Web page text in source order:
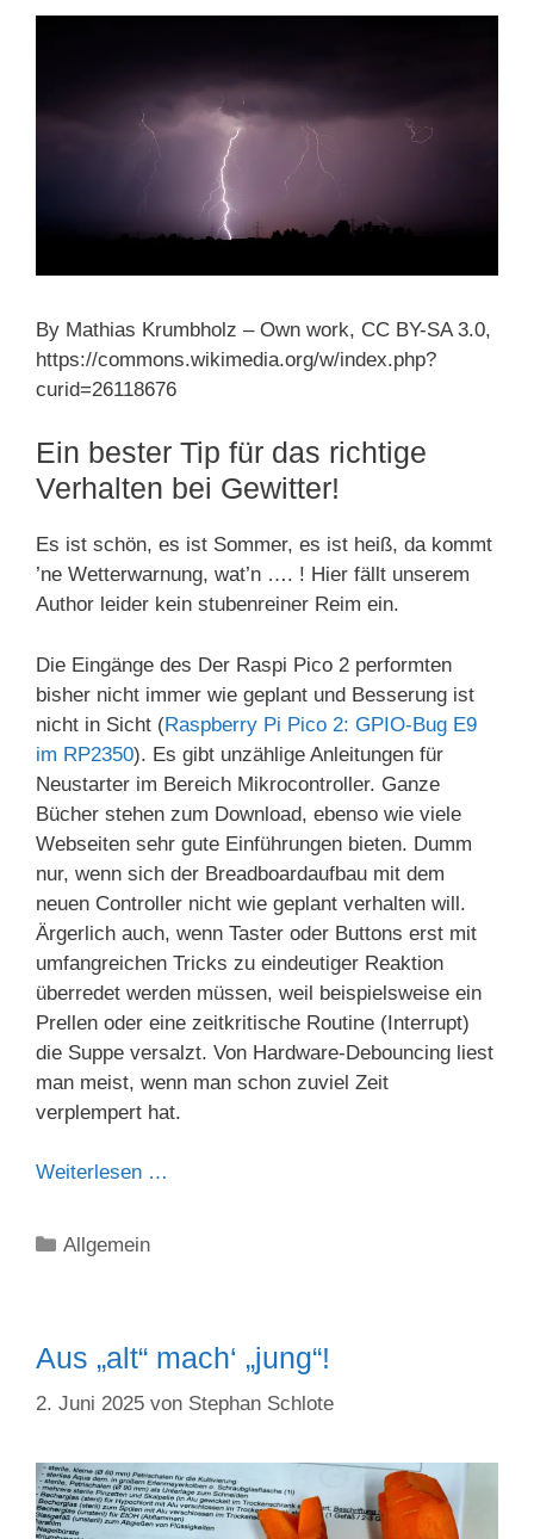
By Mathias Krumbholz – Own work, CC BY-SA 3.0,
https://commons.wikimedia.org/w/index.php?
curid=26118676
Ein bester Tip für das richtige
Verhalten bei Gewitter!
Es ist schön, es ist Sommer, es ist heiß, da kommt
’ne Wetterwarnung, wat’n …. ! Hier fällt unserem
Author leider kein stubenreiner Reim ein.
Die Eingänge des Der Raspi Pico 2 performten
bisher nicht immer wie geplant und Besserung ist
nicht in Sicht (Raspberry Pi Pico 2: GPIO-Bug E9
im RP2350). Es gibt unzählige Anleitungen für
Neustarter im Bereich Mikrocontroller. Ganze
Bücher stehen zum Download, ebenso wie viele
Webseiten sehr gute Einführungen bieten. Dumm
nur, wenn sich der Breadboardaufbau mit dem
neuen Controller nicht wie geplant verhalten will.
Ärgerlich auch, wenn Taster oder Buttons erst mit
umfangreichen Tricks zu eindeutiger Reaktion
überredet werden müssen, weil beispielsweise ein
Prellen oder eine zeitkritische Routine (Interrupt)
die Suppe versalzt. Von Hardware-Debouncing liest
man meist, wenn man schon zuviel Zeit
verplempert hat.
Weiterlesen …
Kategorien
Allgemein
Aus „alt“ mach‘ „jung“!
2. Juni 2025 von Stephan Schlote